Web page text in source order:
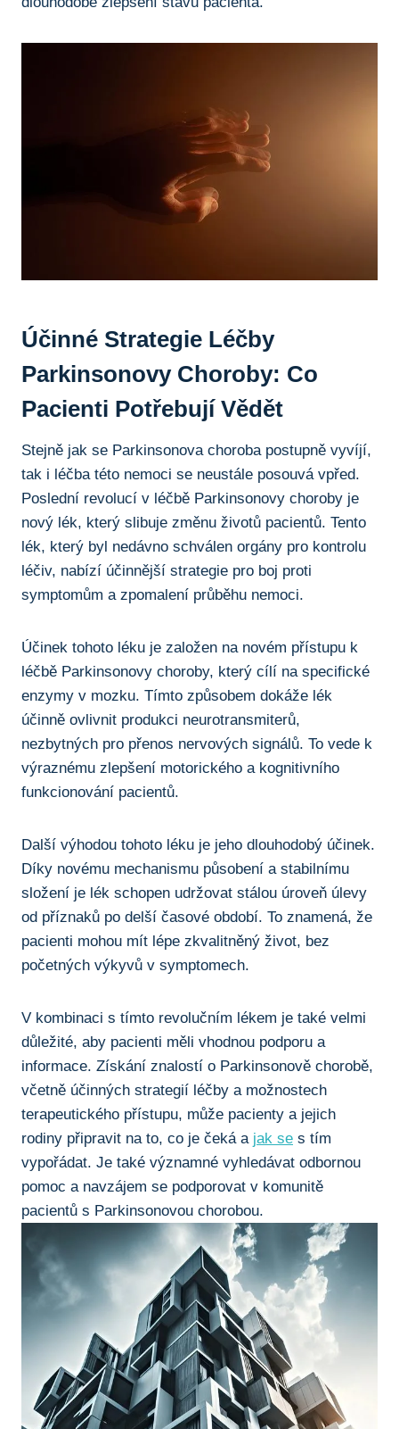
Účinné Strategie Léčby
Parkinsonovy Choroby: Co
Pacienti Potřebují Vědět
Stejně jak se Parkinsonova choroba postupně vyvíjí,
tak i léčba ⁤této nemoci se neustále posouvá vpřed.⁣
Poslední revolucí v léčbě Parkinsonovy choroby je
nový lék, který slibuje změnu životů pacientů. Tento
lék, který byl nedávno schválen orgány ⁢pro kontrolu
léčiv, nabízí účinnější strategie pro boj proti
symptomům a zpomalení průběhu ⁤nemoci.
Účinek tohoto léku ⁤je založen na novém přístupu k
léčbě Parkinsonovy choroby, který cílí na specifické
enzymy v mozku. Tímto způsobem dokáže lék
účinně⁣ ovlivnit produkci neurotransmiterů,
nezbytných ‍pro přenos nervových signálů. To vede k
výraznému zlepšení motorického a kognitivního
funkcionování pacientů.
Další výhodou tohoto léku⁤ je ​jeho ‌dlouhodobý ⁤účinek.
Díky novému mechanismu působení a stabilnímu
složení je⁣ lék schopen udržovat stálou úroveň úlevy
od příznaků⁤ po delší ⁣časové období. To znamená, že
pacienti mohou mít lépe zkvalitněný‌ život, bez‍
početných výkyvů v symptomech.
V kombinaci s tímto revolučním lékem je také velmi⁢
důležité, aby pacienti měli vhodnou⁣ podporu a⁢
informace. Získání ⁢znalostí‍ o Parkinsonově chorobě,
včetně účinných strategií léčby a možnostech
terapeutického přístupu, může‌ pacienty a jejich
rodiny připravit ​na to, co je čeká a jak‌ se s tím
vypořádat. Je také významné vyhledávat odbornou
pomoc a navzájem se podporovat v komunitě
pacientů s Parkinsonovou chorobou.